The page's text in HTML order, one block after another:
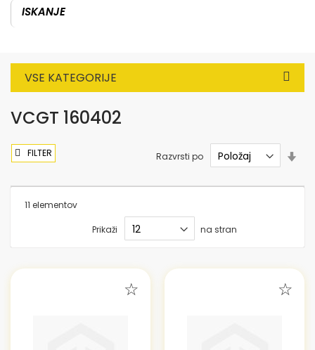
VSE KATEGORIJE
VCGT 160402
11 elementov
Prikaži na stran
Razvrsti po
FILTER